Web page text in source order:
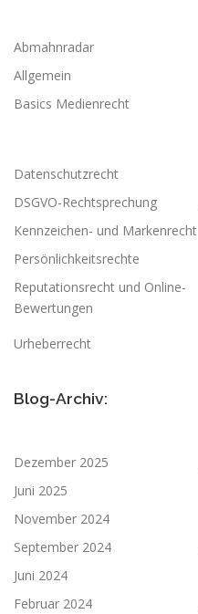
Abmahnradar
Allgemein
Basics Medienrecht
Datenschutzrecht
DSGVO-Rechtsprechung
Kennzeichen- und Markenrecht
Persönlichkeitsrechte
Reputationsrecht und Online-
Bewertungen
Urheberrecht
Blog-Archiv:
Dezember 2025
Juni 2025
November 2024
September 2024
Juni 2024
Februar 2024